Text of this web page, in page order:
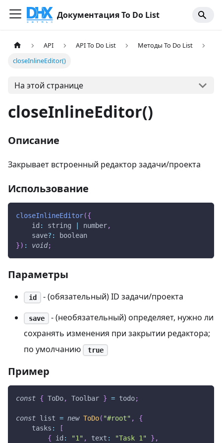
Документация To Do List
API API To Do List
Методы To Do List
closeInlineEditor()
На этой странице
closeInlineEditor()
Описание
Закрывает встроенный редактор задачи/проекта
Использование
closeInlineEditor({
id : string number,
    save
? :
boolean
}) : void;
Параметры
id - (обязательный) ID задачи/проекта
save
- (необязательный) определяет, нужно ли
сохранять изменения при закрытии редактора;
по умолчанию
true
Пример
const { ToDo, Toolbar } = todo;
const list = new ToDo( "#root" ,
{
tasks :
[
{
id : "1" , text : "Task 1" } ,